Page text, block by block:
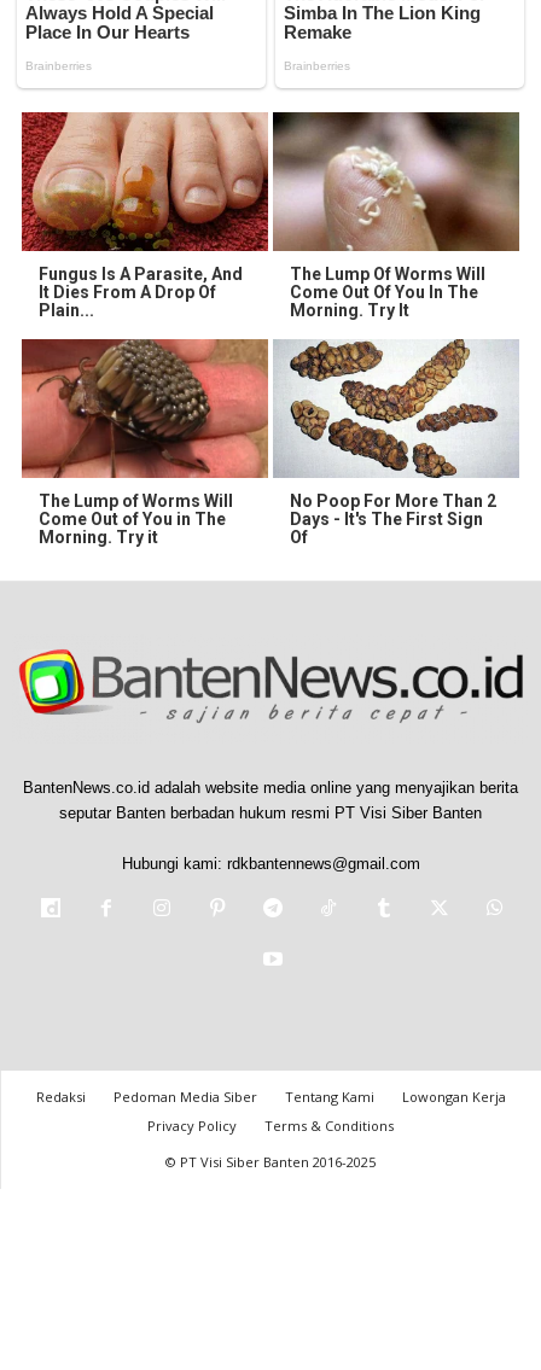
Fungus Is A Parasite, And
It Dies From A Drop Of
Plain...
The Lump Of Worms Will
Come Out Of You In The
Morning. Try It
The Lump of Worms Will
Come Out of You in The
Morning. Try it
No Poop For More Than 2
Days - It's The First Sign
Of
BantenNews.co.id adalah website media online yang menyajikan berita
seputar Banten berbadan hukum resmi PT Visi Siber Banten
Hubungi kami: rdkbantennews@gmail.com
Redaksi Pedoman Media Siber Tentang Kami
Lowongan Kerja
Privacy Policy
Terms & Conditions
© PT Visi Siber Banten 2016-2025